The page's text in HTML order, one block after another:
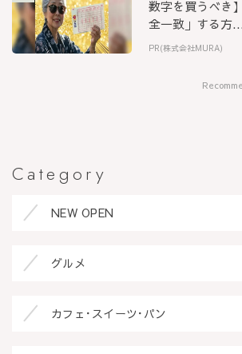
数字を買うべき
全一致」する方...
PR(株式会社MURA)
Category
NEW OPEN
グルメ
カフェ･スイーツ･パン